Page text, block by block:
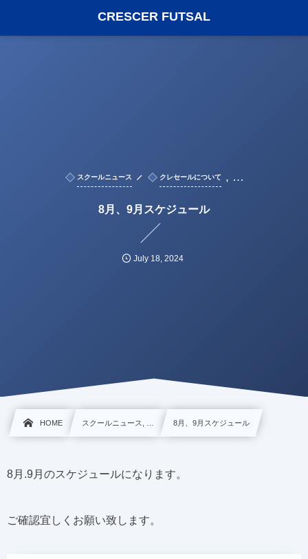
CRESCER FUTSAL
スクールニュース クレセールについて , …
8月、9月スケジュール
July 18 2024
HOME スクールニュース, … 8月、9月スケジュール
8月.9月のスケジュールになります。
ご確認宜しくお願い致します。